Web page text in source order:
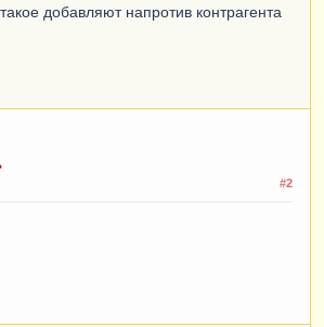
добавляют напротив контрагента
#2